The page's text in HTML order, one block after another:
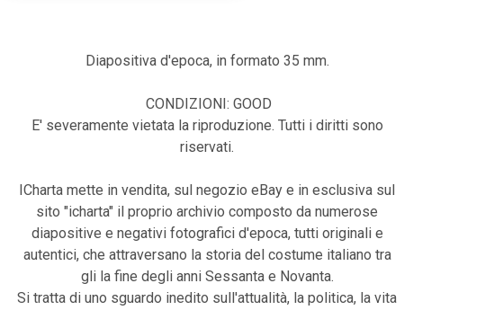
Diapositiva d'epoca, in formato 35 mm.
CONDIZIONI: GOOD
E' severamente vietata la riproduzione. Tutti i diritti sono
riservati.
ICharta mette in vendita, sul negozio eBay e in esclusiva sul
sito "icharta" il proprio archivio composto da numerose
diapositive e negativi fotografici d'epoca, tutti originali e
autentici, che attraversano la storia del costume italiano tra
gli la fine degli anni Sessanta e Novanta.
Si tratta di uno sguardo inedito sull'attualità, la politica, la vita